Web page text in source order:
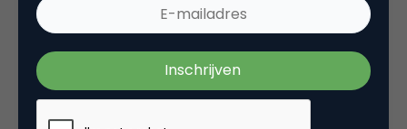
garantie geeft op succes. Er zijn zeker al heel wat
prachtige voorbeelden die werken, maar het is
toch nog even wachten op massa’s
succesverhalen van eigenaar-ondernemers die het
hebben toegepast voor hun bedrijf. Daarom vul ik